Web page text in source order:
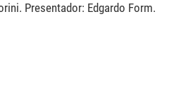
Presentador: Edgardo Form.